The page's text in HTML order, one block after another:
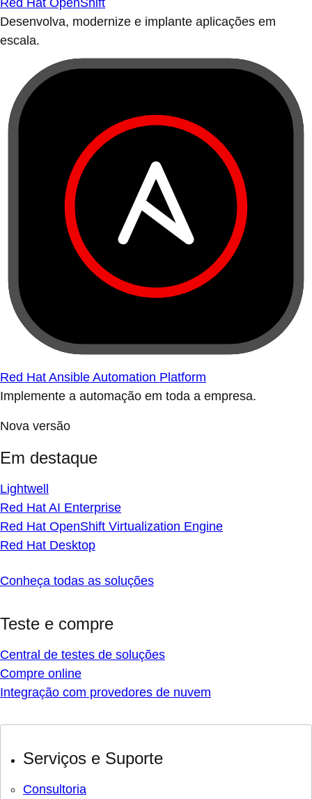
Red Hat OpenShift
Desenvolva, modernize e implante aplicações em
escala.
Red Hat Ansible Automation Platform
Implemente a automação em toda a empresa.
Nova versão
Em destaque
Lightwell
Red Hat AI Enterprise
Red Hat OpenShift Virtualization Engine
Red Hat Desktop
Conheça todas as soluções
Teste e compre
Central de testes de soluções
Compre online
Integração com provedores de nuvem
Serviços e Suporte
Consultoria